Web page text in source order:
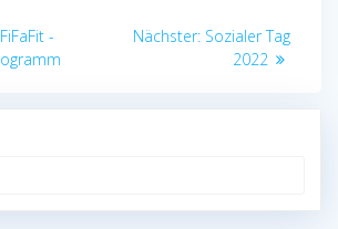
Vorheriger
Beitrag:
FiFaFit -
Nächster: Nächster
Beitrag:
Sozialer Tag
2022